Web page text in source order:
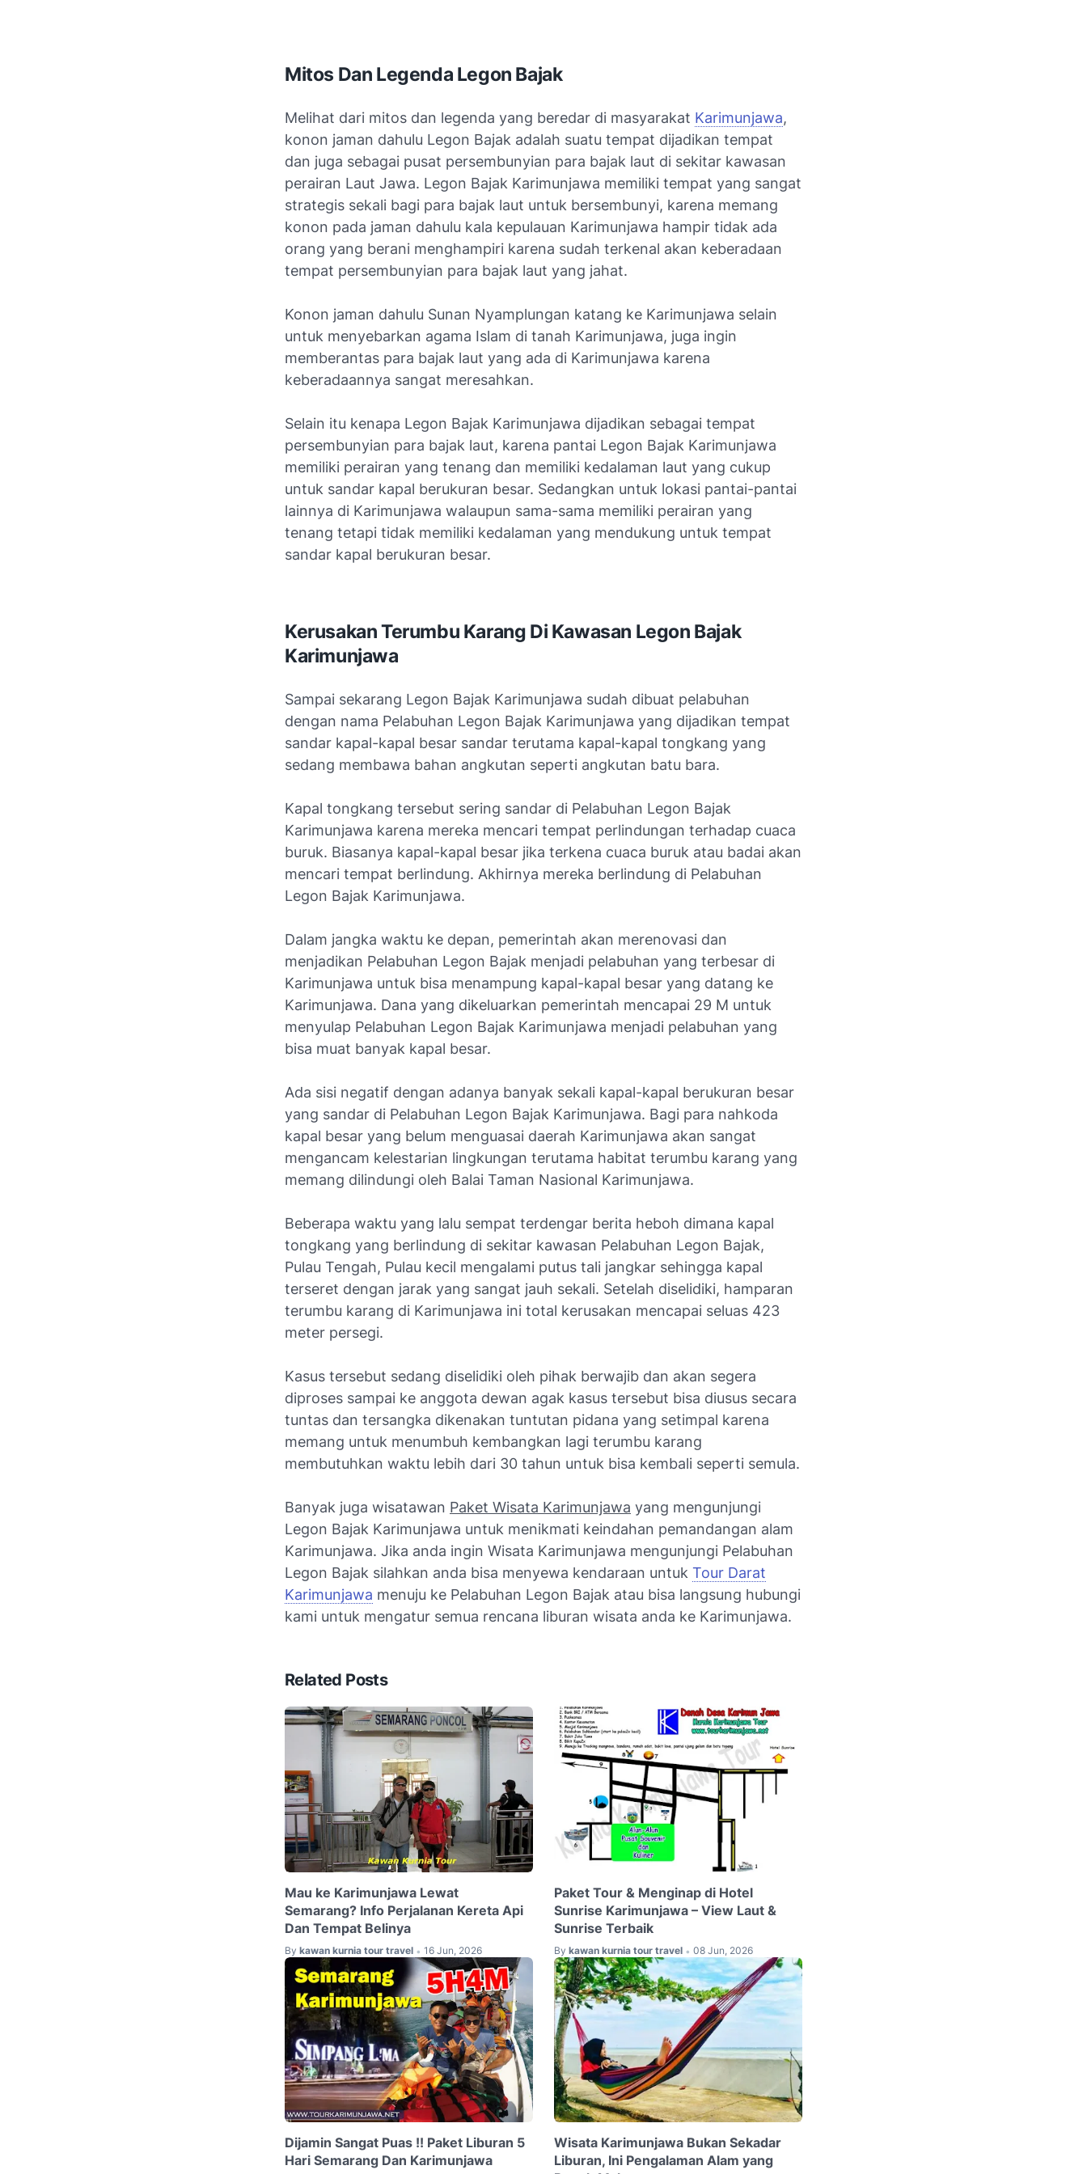
Mitos Dan Legenda Legon Bajak
Melihat dari mitos dan legenda yang beredar di masyarakat Karimunjawa,
konon jaman dahulu Legon Bajak adalah suatu tempat dijadikan tempat
dan juga sebagai pusat persembunyian para bajak laut di sekitar kawasan
perairan Laut Jawa. Legon Bajak Karimunjawa memiliki tempat yang sangat
strategis sekali bagi para bajak laut untuk bersembunyi, karena memang
konon pada jaman dahulu kala kepulauan Karimunjawa hampir tidak ada
orang yang berani menghampiri karena sudah terkenal akan keberadaan
tempat persembunyian para bajak laut yang jahat.
Konon jaman dahulu Sunan Nyamplungan katang ke Karimunjawa selain
untuk menyebarkan agama Islam di tanah Karimunjawa, juga ingin
memberantas para bajak laut yang ada di Karimunjawa karena
keberadaannya sangat meresahkan.
Selain itu kenapa Legon Bajak Karimunjawa dijadikan sebagai tempat
persembunyian para bajak laut, karena pantai Legon Bajak Karimunjawa
memiliki perairan yang tenang dan memiliki kedalaman laut yang cukup
untuk sandar kapal berukuran besar. Sedangkan untuk lokasi pantai-pantai
lainnya di Karimunjawa walaupun sama-sama memiliki perairan yang
tenang tetapi tidak memiliki kedalaman yang mendukung untuk tempat
sandar kapal berukuran besar.
Kerusakan Terumbu Karang Di Kawasan Legon Bajak
Karimunjawa
Sampai sekarang Legon Bajak Karimunjawa sudah dibuat pelabuhan
dengan nama Pelabuhan Legon Bajak Karimunjawa yang dijadikan tempat
sandar kapal-kapal besar sandar terutama kapal-kapal tongkang yang
sedang membawa bahan angkutan seperti angkutan batu bara.
Kapal tongkang tersebut sering sandar di Pelabuhan Legon Bajak
Karimunjawa karena mereka mencari tempat perlindungan terhadap cuaca
buruk. Biasanya kapal-kapal besar jika terkena cuaca buruk atau badai akan
mencari tempat berlindung. Akhirnya mereka berlindung di Pelabuhan
Legon Bajak Karimunjawa.
Dalam jangka waktu ke depan, pemerintah akan merenovasi dan
menjadikan Pelabuhan Legon Bajak menjadi pelabuhan yang terbesar di
Karimunjawa untuk bisa menampung kapal-kapal besar yang datang ke
Karimunjawa. Dana yang dikeluarkan pemerintah mencapai 29 M untuk
menyulap Pelabuhan Legon Bajak Karimunjawa menjadi pelabuhan yang
bisa muat banyak kapal besar.
Ada sisi negatif dengan adanya banyak sekali kapal-kapal berukuran besar
yang sandar di Pelabuhan Legon Bajak Karimunjawa. Bagi para nahkoda
kapal besar yang belum menguasai daerah Karimunjawa akan sangat
mengancam kelestarian lingkungan terutama habitat terumbu karang yang
memang dilindungi oleh Balai Taman Nasional Karimunjawa.
Beberapa waktu yang lalu sempat terdengar berita heboh dimana kapal
tongkang yang berlindung di sekitar kawasan Pelabuhan Legon Bajak,
Pulau Tengah, Pulau kecil mengalami putus tali jangkar sehingga kapal
terseret dengan jarak yang sangat jauh sekali. Setelah diselidiki, hamparan
terumbu karang di Karimunjawa ini total kerusakan mencapai seluas 423
meter persegi.
Kasus tersebut sedang diselidiki oleh pihak berwajib dan akan segera
diproses sampai ke anggota dewan agak kasus tersebut bisa diusus secara
tuntas dan tersangka dikenakan tuntutan pidana yang setimpal karena
memang untuk menumbuh kembangkan lagi terumbu karang
membutuhkan waktu lebih dari 30 tahun untuk bisa kembali seperti semula.
Banyak juga wisatawan Paket Wisata Karimunjawa yang mengunjungi
Legon Bajak Karimunjawa untuk menikmati keindahan pemandangan alam
Karimunjawa. Jika anda ingin Wisata Karimunjawa mengunjungi Pelabuhan
Legon Bajak silahkan anda bisa menyewa kendaraan untuk Tour Darat
Karimunjawa menuju ke Pelabuhan Legon Bajak atau bisa langsung hubungi
kami untuk mengatur semua rencana liburan wisata anda ke Karimunjawa.
Related Posts
Mau ke Karimunjawa Lewat
Semarang? Info Perjalanan Kereta Api
Dan Tempat Belinya
By kawan kurnia tour travel • 16 Jun, 2026
Paket Tour & Menginap di Hotel
Sunrise Karimunjawa – View Laut &
Sunrise Terbaik
By kawan kurnia tour travel • 08 Jun, 2026
Dijamin Sangat Puas !! Paket Liburan 5
Hari Semarang Dan Karimunjawa
Wisata Karimunjawa Bukan Sekadar
Liburan, Ini Pengalaman Alam yang